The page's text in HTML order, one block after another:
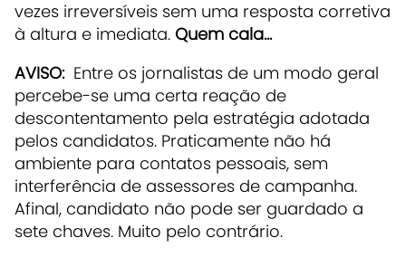
vezes irreversíveis sem uma resposta corretiva
à altura e imediata. Quem cala...
AVISO: Entre os jornalistas de um modo geral
percebe-se uma certa reação de
descontentamento pela estratégia adotada
pelos candidatos. Praticamente não há
ambiente para contatos pessoais, sem
interferência de assessores de campanha.
Afinal, candidato não pode ser guardado a
sete chaves. Muito pelo contrário.